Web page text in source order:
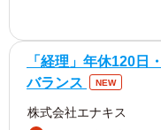
「経理」年休120日
バランス
NEW
株式会社エナキス